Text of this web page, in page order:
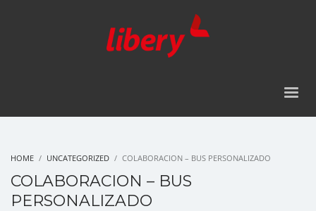
HOME UNCATEGORIZED COLABORACION – BUS PERSONALIZADO
COLABORACION – BUS
PERSONALIZADO